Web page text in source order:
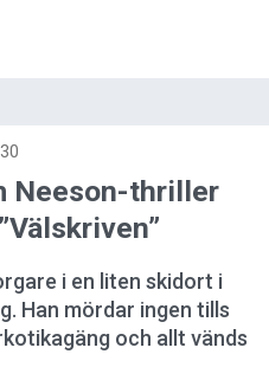
Neeson-thriller
i en liten skidort i
Han mördar ingen tills
och allt vänds